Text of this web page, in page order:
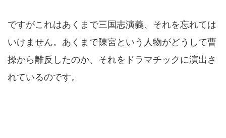
ですがこれはあくまで三国志演義、それを忘れては
いけません。あくまで陳宮という人物がどうして曹
操から離反したのか、それをドラマチックに演出さ
れているのです。